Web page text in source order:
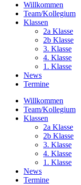
Willkommen
Team/Kollegium
Klassen
2a Klasse
2b Klasse
3. Klasse
4. Klasse
1. Klasse
News
Termine
Willkommen
Team/Kollegium
Klassen
2a Klasse
2b Klasse
3. Klasse
4. Klasse
1. Klasse
News
Termine